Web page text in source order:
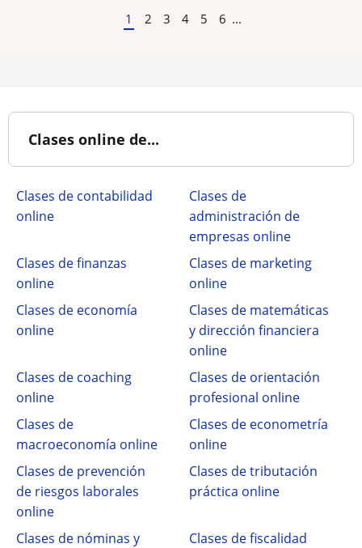
1 2 3 4 5 6 ...
Clases online de...
Clases de contabilidad
online
Clases de
administración de
empresas online
Clases de finanzas
online
Clases de marketing
online
Clases de economía
online
Clases de matemáticas
y dirección financiera
online
Clases de coaching
online
Clases de orientación
profesional online
Clases de
macroeconomía online
Clases de econometría
online
Clases de prevención
de riesgos laborales
online
Clases de tributación
práctica online
Clases de nóminas y
Clases de fiscalidad